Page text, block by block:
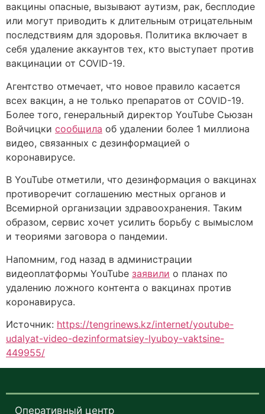
вакцины опасные, вызывают аутизм, рак, бесплодие
или могут приводить к длительным отрицательным
последствиям для здоровья. Политика включает в
себя удаление аккаунтов тех, кто выступает против
вакцинации от COVID-19.
Агентство отмечает, что новое правило касается
всех вакцин, а не только препаратов от COVID-19.
Более того, генеральный директор YouTube Сьюзан
Войчицки сообщила об удалении более 1 миллиона
видео, связанных с дезинформацией о
коронавирусе.
В YouTube отметили, что дезинформация о вакцинах
противоречит соглашению местных органов и
Всемирной организации здравоохранения. Таким
образом, сервис хочет усилить борьбу с вымыслом
и теориями заговора о пандемии.
Напомним, год назад в администрации
видеоплатформы YouTube заявили о планах по
удалению ложного контента о вакцинах против
коронавируса.
Источник: https://tengrinews.kz/internet/youtube-
udalyat-video-dezinformatsiey-lyuboy-vaktsine-
449955/
Оперативный центр